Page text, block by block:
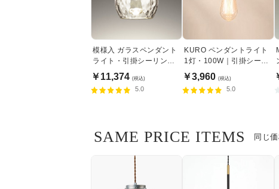
模様入 ガラスペンダント
ライト・引掛シーリング
式
￥11,374 (税込)
5.0
KURO ペンダントライト
1灯・100W｜引掛シーリ
ング式
￥3,960 (税込)
5.0
同じ
SAME PRICE ITEMS